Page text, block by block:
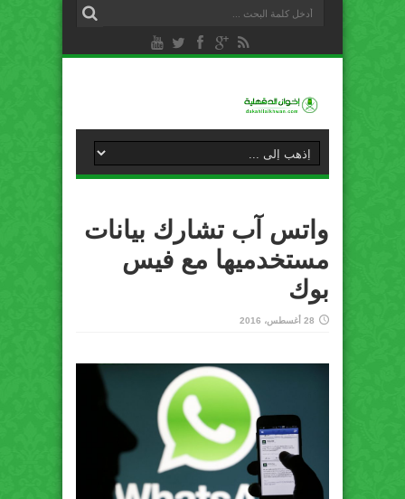
واتس آب تشارك بيانات
مستخدميها مع فيس
بوك
28 أغسطس، 2016